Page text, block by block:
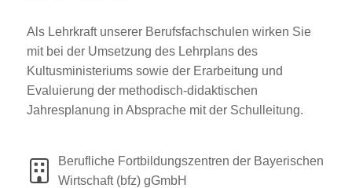
Als Lehrkraft unserer Berufsfachschulen wirken Sie
mit bei der Umsetzung des Lehrplans des
Kultusministeriums sowie der Erarbeitung und
Evaluierung der methodisch-didaktischen
Jahresplanung in Absprache mit der Schulleitung.
Berufliche Fortbildungszentren der Bayerischen
Wirtschaft (bfz) gGmbH